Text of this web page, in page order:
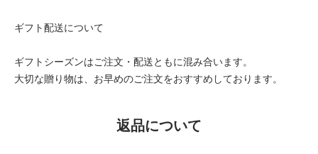
ギフト配送について
ギフトシーズンはご注文・配送ともに混み合います。
大切な贈り物は、お早めのご注文をおすすめしております。
返品について